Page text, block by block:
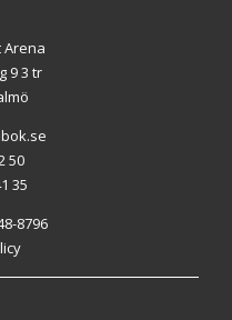
9 3 tr
50
35
8796